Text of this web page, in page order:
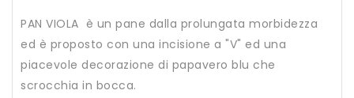
PAN VIOLA è un pane dalla prolungata morbidezza
ed è proposto con una incisione a "V" ed una
piacevole decorazione di papavero blu che
scrocchia in bocca.